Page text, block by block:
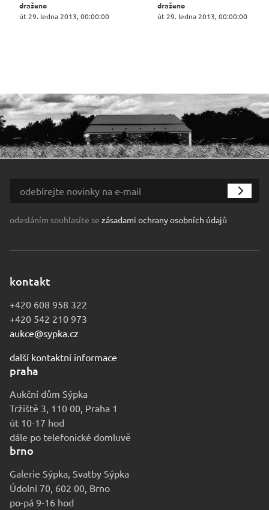
draženo
út 29. ledna 2013, 00:00:00
draženo
út 29. ledna 2013, 00:00:00
odesláním souhlasíte se zásadami ochrany osobních údajů
kontakt
+420 608 958 322
+420 542 210 973
aukce@sypka.cz
další kontaktní informace
praha
Aukční dům Sýpka
Tržiště 3, 110 00, Praha 1
út 10-17 hod
dále po telefonické domluvě
brno
Galerie Sýpka, Svatby Sýpka
Údolní 70, 602 00, Brno
po-pá 9-16 hod